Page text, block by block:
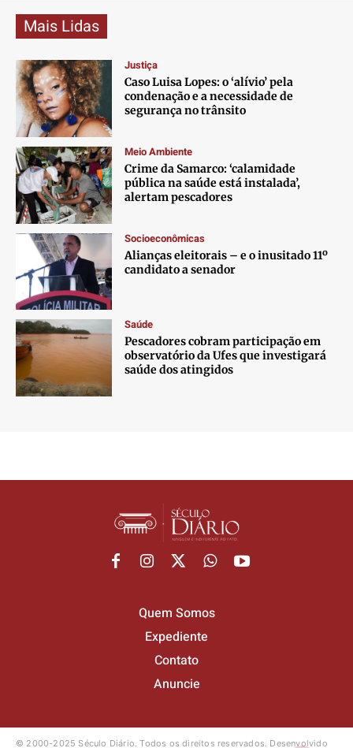
Mais Lidas
Justiça
Caso Luisa Lopes: o ‘alívio’ pela
condenação e a necessidade de
segurança no trânsito
Meio Ambiente
Crime da Samarco: ‘calamidade
pública na saúde está instalada’,
alertam pescadores
Socioeconômicas
Alianças eleitorais – e o inusitado 11º
candidato a senador
Saúde
Pescadores cobram participação em
observatório da Ufes que investigará
saúde dos atingidos
Quem Somos
Expediente
Contato
Anuncie
© 2000-2025 Século Diário.Todos os direitos reservados. Desenvolvido